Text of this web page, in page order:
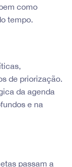
como
tempo.
de priorização.
da agenda
e na
passam a